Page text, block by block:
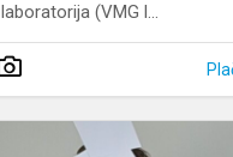
laboratorija (VMG l...